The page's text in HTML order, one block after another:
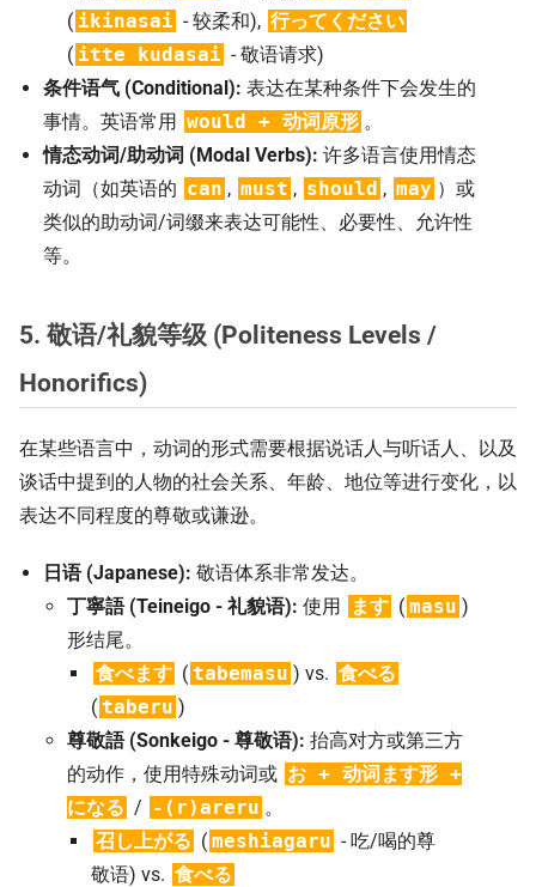
( ikinasai - 较柔和), 行ってください
( itte kudasai - 敬语请求)
条件语气 (Conditional): 表达在某种条件下会发生的
事情。英语常用 would + 动词原形 。
情态动词/助动词 (Modal Verbs): 许多语言使用情态
动词（如英语的 can , must , should , may ）或
类似的助动词/词缀来表达可能性、必要性、允许性
等。
5. 敬语/礼貌等级 (Politeness Levels /
Honorifics)
在某些语言中，动词的形式需要根据说话人与听话人、以及
谈话中提到的人物的社会关系、年龄、地位等进行变化，以
表达不同程度的尊敬或谦逊。
日语 (Japanese): 敬语体系非常发达。
丁寧語 (Teineigo - 礼貌语): 使用 ます ( masu )
形结尾。
食べます ( tabemasu ) vs. 食べる
( taberu )
尊敬語 (Sonkeigo - 尊敬语): 抬高对方或第三方
的动作，使用特殊动词或 お + 动词ます形 +
になる / -(r)areru 。
召し上がる ( meshiagaru - 吃/喝的尊
敬语) vs. 食べる